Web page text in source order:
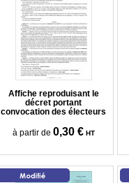
Affiche reproduisant le
décret portant
convocation des électeurs
à partir de 0,30 € HT